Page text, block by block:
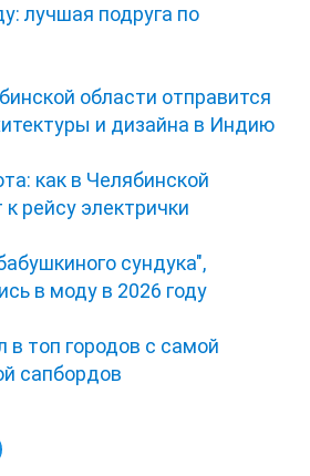
лучшая подруга по
области отправится
и дизайна в Индию
как в Челябинской
к рейсу электрички
сундука",
в моду в 2026 году
в топ городов с самой
сапбордов